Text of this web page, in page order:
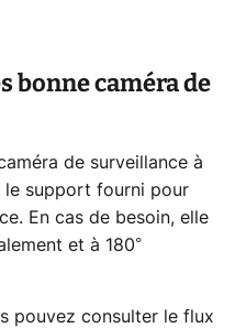
bonne caméra de
de surveillance à
le support fourni pour
En cas de besoin, elle
et à 180°
pouvez consulter le flux